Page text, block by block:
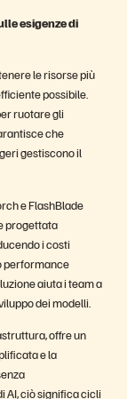
esigenze di
le risorse più
possibile.
ruotare gli
che
gestiscono il
e FlashBlade
progettata
i costi
performance
aiuta i team a
dei modelli.
offre un
e la
AI, ciò significa cicli